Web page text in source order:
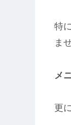
特
ま
メ
更